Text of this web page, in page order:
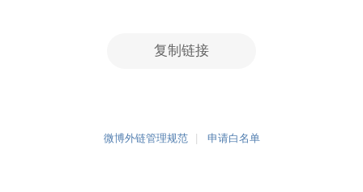
复制链接
微博外链管理规范 申请白名单